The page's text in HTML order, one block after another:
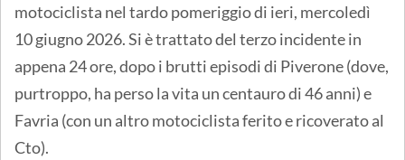
motociclista nel tardo pomeriggio di ieri, mercoledì
10 giugno 2026. Si è trattato del terzo incidente in
appena 24 ore, dopo i brutti episodi di Piverone (dove,
purtroppo, ha perso la vita un centauro di 46 anni) e
Favria (con un altro motociclista ferito e ricoverato al
Cto).